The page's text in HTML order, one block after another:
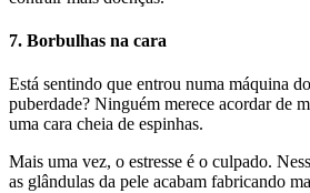
7. Borbulhas na cara
Está sentindo que entrou numa máquina
puberdade? Ninguém merece acordar de
uma cara cheia de espinhas.
Mais uma vez, o estresse é o culpado.
as glândulas da pele acabam fabricando